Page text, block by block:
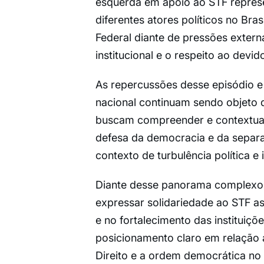
diferentes atores políticos no
Federal diante de pressões
institucional e o respeito ao
As repercussões desse episódio
nacional continuam sendo objeto
buscam compreender e
defesa da democracia e da
contexto de turbulência política e
Diante desse panorama
expressar solidariedade ao STF
e no fortalecimento das
posicionamento claro em
Direito e a ordem democrática